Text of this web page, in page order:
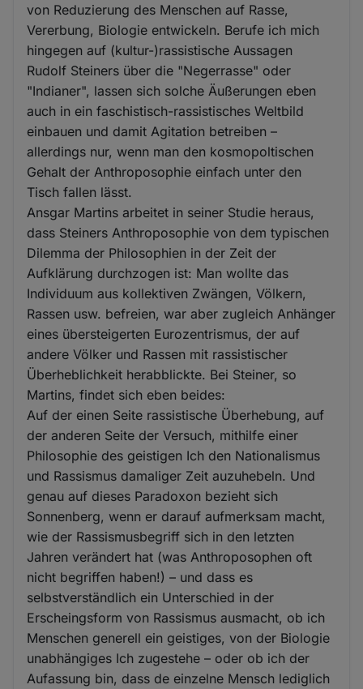
von Reduzierung des Menschen auf Rasse,
Vererbung, Biologie entwickeln. Berufe ich mich
hingegen auf (kultur-)rassistische Aussagen
Rudolf Steiners über die "Negerrasse" oder
"Indianer", lassen sich solche Äußerungen eben
auch in ein faschistisch-rassistisches Weltbild
einbauen und damit Agitation betreiben –
allerdings nur, wenn man den kosmopoltischen
Gehalt der Anthroposophie einfach unter den
Tisch fallen lässt.
Ansgar Martins arbeitet in seiner Studie heraus,
dass Steiners Anthroposophie von dem typischen
Dilemma der Philosophien in der Zeit der
Aufklärung durchzogen ist: Man wollte das
Individuum aus kollektiven Zwängen, Völkern,
Rassen usw. befreien, war aber zugleich Anhänger
eines übersteigerten Eurozentrismus, der auf
andere Völker und Rassen mit rassistischer
Überheblichkeit herabblickte. Bei Steiner, so
Martins, findet sich eben beides:
Auf der einen Seite rassistische Überhebung, auf
der anderen Seite der Versuch, mithilfe einer
Philosophie des geistigen Ich den Nationalismus
und Rassismus damaliger Zeit auzuhebeln. Und
genau auf dieses Paradoxon bezieht sich
Sonnenberg, wenn er darauf aufmerksam macht,
wie der Rassismusbegriff sich in den letzten
Jahren verändert hat (was Anthroposophen oft
nicht begriffen haben!) – und dass es
selbstverständlich ein Unterschied in der
Erscheingsform von Rassismus ausmacht, ob ich
Menschen generell ein geistiges, von der Biologie
unabhängiges Ich zugestehe – oder ob ich der
Aufassung bin, dass de einzelne Mensch lediglich